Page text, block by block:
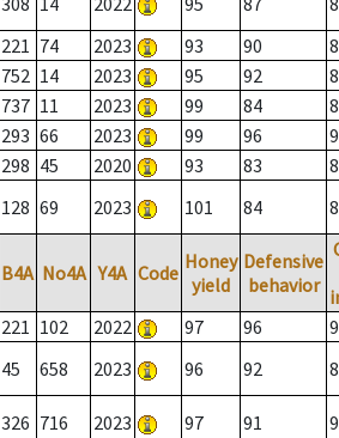
221 74 2023 93 90
752 14 2023 95 92
737 11 2023 99 84
293 66 2023 99 96
298 45 2020 93 83
128 69 2023 101 84
B4A No4A Y4A Code Honey
yield
Defensive
behavior
221 102 2022 97 96
45 658 2023 96 92
326 716 2023 97 91